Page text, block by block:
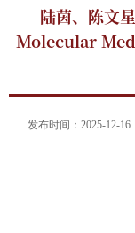
陆茵、陈文
Molecular
发布时间：2025-12-16 |